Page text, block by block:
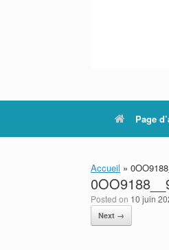
Page
Accueil »
Posted on 10 juin
Next →